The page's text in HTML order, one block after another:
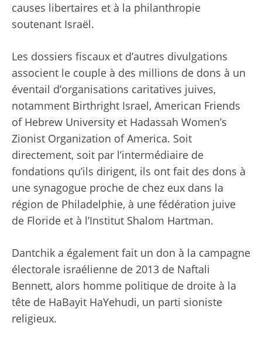
causes libertaires et à la philanthropie
soutenant Israël.
Les dossiers fiscaux et d’autres divulgations
associent le couple à des millions de dons à un
éventail d’organisations caritatives juives,
notamment Birthright Israel, American Friends
of Hebrew University et Hadassah Women’s
Zionist Organization of America. Soit
directement, soit par l’intermédiaire de
fondations qu’ils dirigent, ils ont fait des dons à
une synagogue proche de chez eux dans la
région de Philadelphie, à une fédération juive
de Floride et à l’Institut Shalom Hartman.
Dantchik a également fait un don à la campagne
électorale israélienne de 2013 de Naftali
Bennett, alors homme politique de droite à la
tête de HaBayit HaYehudi, un parti sioniste
religieux.